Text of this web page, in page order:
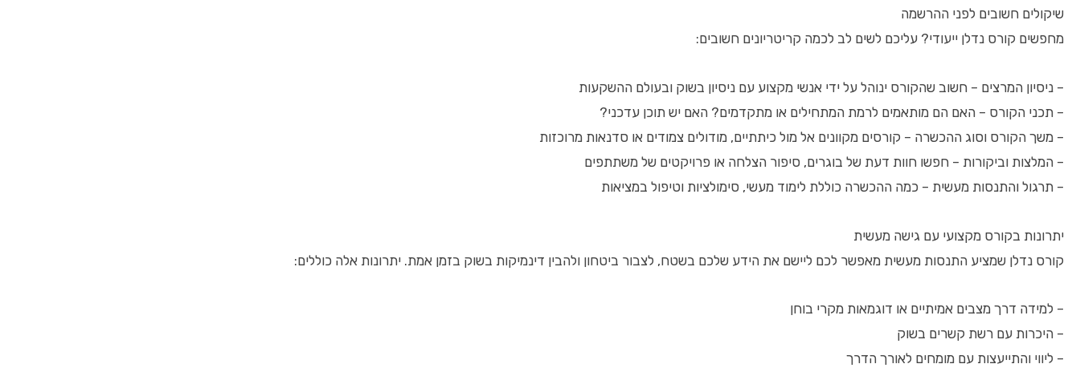
שיקולים חשובים לפני ההרשמה
מחפשים קורס נדלן ייעודי? עליכם לשים לב לכמה קריטריונים חשובים:
– ניסיון המרצים – חשוב שהקורס ינוהל על ידי אנשי מקצוע עם ניסיון בשוק ובעולם ההשקעות
– תכני הקורס – האם הם מותאמים לרמת המתחילים או מתקדמים? האם יש תוכן עדכני?
– משך הקורס וסוג ההכשרה – קורסים מקוונים אל מול כיתתיים, מודולים צמודים או סדנאות מרוכזות
– המלצות וביקורות – חפשו חוות דעת של בוגרים, סיפור הצלחה או פרויקטים של משתתפים
– תרגול והתנסות מעשית – כמה ההכשרה כוללת לימוד מעשי, סימולציות וטיפול במציאות
יתרונות בקורס מקצועי עם גישה מעשית
קורס נדלן שמציע התנסות מעשית מאפשר לכם ליישם את הידע שלכם בשטח, לצבור ביטחון ולהבין דינמיקות בשוק בזמן אמת. יתרונות אלה כוללים:
– למידה דרך מצבים אמיתיים או דוגמאות מקרי בוחן
– היכרות עם רשת קשרים בשוק
– ליווי והתייעצות עם מומחים לאורך הדרך